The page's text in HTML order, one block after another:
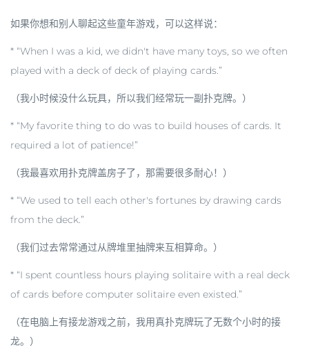
如果你想和别人聊起这些童年游戏，可以这样说：
* “When I was a kid, we didn't have many toys, so we often
played with a deck of deck of playing cards.”
（我小时候没什么玩具，所以我们经常玩一副扑克牌。）
* “My favorite thing to do was to build houses of cards. It
required a lot of patience!”
（我最喜欢用扑克牌盖房子了，那需要很多耐心！）
* “We used to tell each other's fortunes by drawing cards
from the deck.”
（我们过去常常通过从牌堆里抽牌来互相算命。）
* “I spent countless hours playing solitaire with a real deck
of cards before computer solitaire even existed.”
（在电脑上有接龙游戏之前，我用真扑克牌玩了无数个小时的接
龙。）